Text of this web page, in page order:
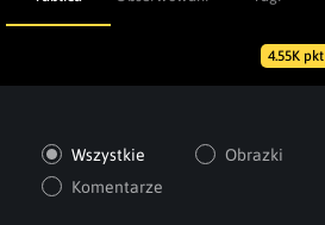
4.55K pkt
Wszystkie Obrazki
Komentarze